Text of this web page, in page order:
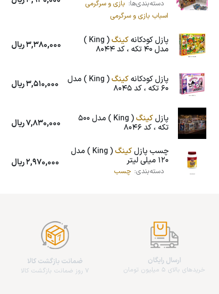
دسته‌بندی‌ها: بازی و سرگرمی
اسباب بازی و سرگرمی
پازل کودکانه کینگ ( King )
مدل 40 تکه ، کد 8044 3,380,000ریال
پازل کودکانه کینگ ( King ) مدل
60 تکه ، کد 8045 3,510,000ریال
پازلکینگ ( King ) مدل 500
تکه ، کد 8046 7,830,000ریال
چسب پازلکینگ ( King ) مدل
120 میلی لیتر
دسته‌بندی: چسب
2,970,000ریال
ارسال رایگان
خریدهای بالای 5 میلیون تومان
ضمانت بازگشت کالا
7 روز ضمانت بازگشت کالا